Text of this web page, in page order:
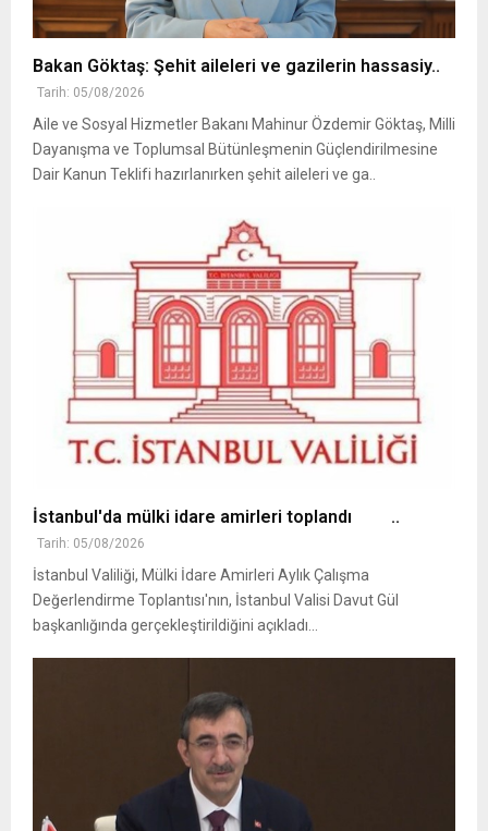
Bakan Göktaş: Şehit aileleri ve gazilerin hassasiy..
Tarih: 05/08/2026
Aile ve Sosyal Hizmetler Bakanı Mahinur Özdemir Göktaş, Milli
Dayanışma ve Toplumsal Bütünleşmenin Güçlendirilmesine
Dair Kanun Teklifi hazırlanırken şehit aileleri ve ga..
İstanbul'da mülki idare amirleri toplandı ..
Tarih: 05/08/2026
İstanbul Valiliği, Mülki İdare Amirleri Aylık Çalışma
Değerlendirme Toplantısı'nın, İstanbul Valisi Davut Gül
başkanlığında gerçekleştirildiğini açıkladı...